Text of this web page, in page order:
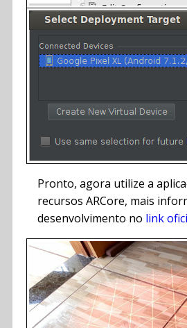
Pronto, agora utilize a
recursos ARCore, mais
desenvolvimento no link